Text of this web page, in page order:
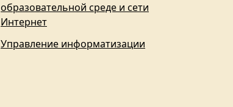
образовательной среде и сети
Интернет
Управление информатизации